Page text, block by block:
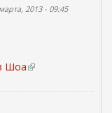
2013 - 09:45
Шоа(
н